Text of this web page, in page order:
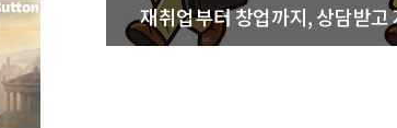
재취업부터 창업까지, 상담받고